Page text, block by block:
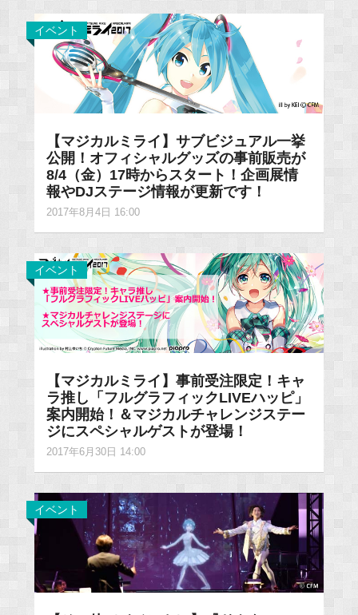
イベント
【マジカルミライ】サブビジュアル一挙
公開！オフィシャルグッズの事前販売が
8/4（金）17時からスタート！企画展情
報やDJステージ情報が更新です！
2017年8月4日 16:00
イベント
【マジカルミライ】事前受注限定！キャ
ラ推し「フルグラフィックLIVEハッピ」
案内開始！＆マジカルチャレンジステー
ジにスペシャルゲストが登場！
2017年6月30日 14:00
イベント